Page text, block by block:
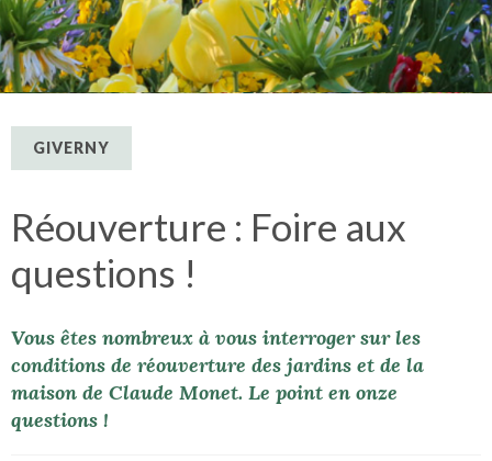
GIVERNY
Réouverture : Foire aux
questions !
Vous êtes nombreux à vous interroger sur les
conditions de réouverture des jardins et de la
maison de Claude Monet. Le point en onze
questions !